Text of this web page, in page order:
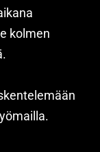
kolmen